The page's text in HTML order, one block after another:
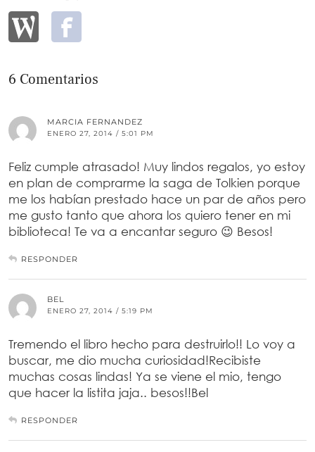
6 Comentarios
MARCIA FERNANDEZ
ENERO 27, 2014 / 5:01 PM
Feliz cumple atrasado! Muy lindos regalos, yo estoy
en plan de comprarme la saga de Tolkien porque
me los habían prestado hace un par de años pero
me gusto tanto que ahora los quiero tener en mi
biblioteca! Te va a encantar seguro 😉 Besos!
RESPONDER
BEL
ENERO 27, 2014 / 5:19 PM
Tremendo el libro hecho para destruirlo!! Lo voy a
buscar, me dio mucha curiosidad!Recibiste
muchas cosas lindas! Ya se viene el mio, tengo
que hacer la listita jaja.. besos!!Bel
RESPONDER